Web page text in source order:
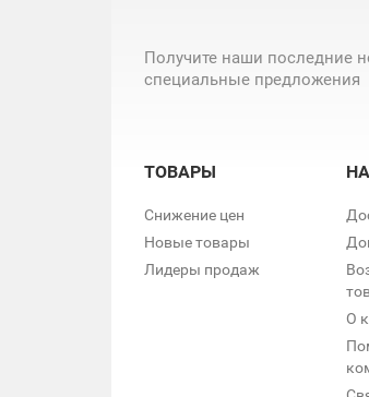
Получите наши последние
специальные предложения
ТОВАРЫ
Снижение цен
Новые товары
Лидеры продаж
О